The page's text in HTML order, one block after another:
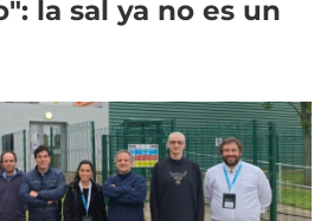
la sal ya no es un